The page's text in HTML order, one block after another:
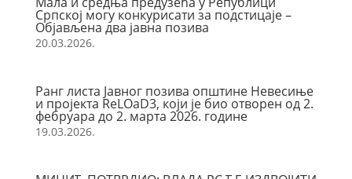
Српској могу конкурисати за подстицаје –
Објављена два јавна позива
20.03.2026.
Ранг листа Јавног позива општине Невесиње
и пројекта ReLOaD3, који је био отворен од 2.
фебруара до 2. марта 2026. године
19.03.2026.